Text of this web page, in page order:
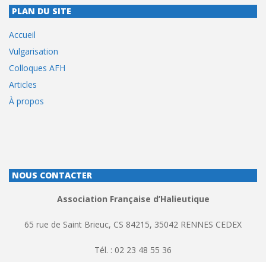
PLAN DU SITE
Accueil
Vulgarisation
Colloques AFH
Articles
À propos
NOUS CONTACTER
Association Française d’Halieutique
65 rue de Saint Brieuc, CS 84215, 35042 RENNES CEDEX
Tél. : 02 23 48 55 36